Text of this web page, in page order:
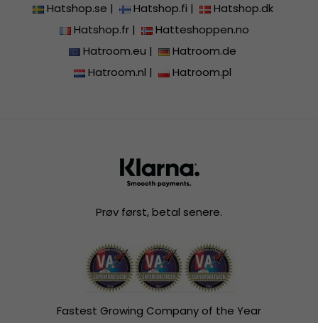
Hatshop.se | Hatshop.fi |
Hatshop.dk
Hatshop.fr|
Hatteshoppen.no
Hatroom.eu |
Hatroom.de
Hatroom.nl | Hatroom.pl
Prøv først, betal senere.
Fastest Growing Company of the Year